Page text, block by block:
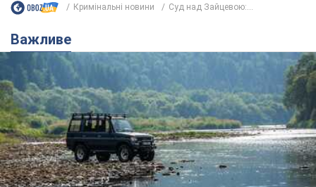
Кримінальні новини Суд над Зайцевою:...
Важливе